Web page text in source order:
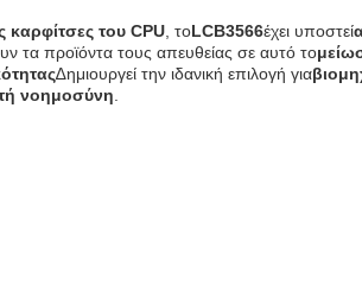
καρφίτσες του CPU , τοLCB3566έχει υποστεί
τα προϊόντα τους απευθείας σε αυτό το
∆ημιουργεί την ιδανική επιλογή για
νοημοσύνη